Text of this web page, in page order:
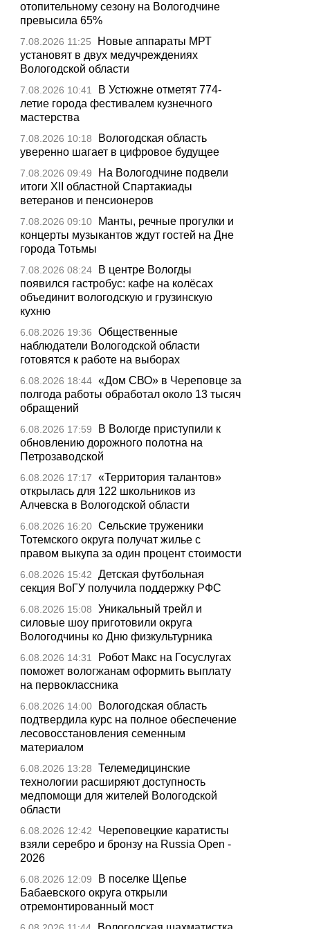
отопительному сезону на Вологодчине
превысила 65%
7.08.2026 11:25
Новые аппараты МРТ
установят в двух медучреждениях
Вологодской области
7.08.2026 10:41
В Устюжне отметят 774-
летие города фестивалем кузнечного
мастерства
7.08.2026 10:18
Вологодская область
уверенно шагает в цифровое будущее
7.08.2026 09:49
На Вологодчине подвели
итоги XII областной Спартакиады
ветеранов и пенсионеров
7.08.2026 09:10
Манты, речные прогулки и
концерты музыкантов ждут гостей на Дне
города Тотьмы
7.08.2026 08:24
В центре Вологды
появился гастробус: кафе на колёсах
объединит вологодскую и грузинскую
кухню
6.08.2026 19:36
Общественные
наблюдатели Вологодской области
готовятся к работе на выборах
6.08.2026 18:44 «Дом СВО» в Череповце за
полгода работы обработал около 13 тысяч
обращений
6.08.2026 17:59
В Вологде приступили к
обновлению дорожного полотна на
Петрозаводской
6.08.2026 17:17
«Территория талантов»
открылась для 122 школьников из
Алчевска в Вологодской области
6.08.2026 16:20 Сельские труженики
Тотемского округа получат жилье с
правом выкупа за один процент стоимости
6.08.2026 15:42
Детская футбольная
секция ВоГУ получила поддержку РФС
6.08.2026 15:08
Уникальный трейл и
силовые шоу приготовили округа
Вологодчины ко Дню физкультурника
6.08.2026 14:31
Робот Макс на Госуслугах
поможет вологжанам оформить выплату
на первоклассника
6.08.2026 14:00
Вологодская область
подтвердила курс на полное обеспечение
лесовосстановления семенным
материалом
6.08.2026 13:28
Телемедицинские
технологии расширяют доступность
медпомощи для жителей Вологодской
области
6.08.2026 12:42
Череповецкие каратисты
взяли серебро и бронзу на Russia Open -
2026
6.08.2026 12:09
В поселке Щепье
Бабаевского округа открыли
отремонтированный мост